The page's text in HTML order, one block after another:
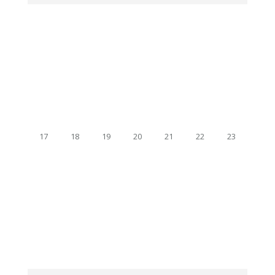
17 18 19 20 21 22 23